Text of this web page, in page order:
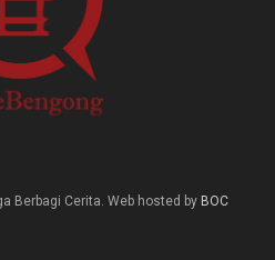
Berbagi Cerita. Web hosted by BOC